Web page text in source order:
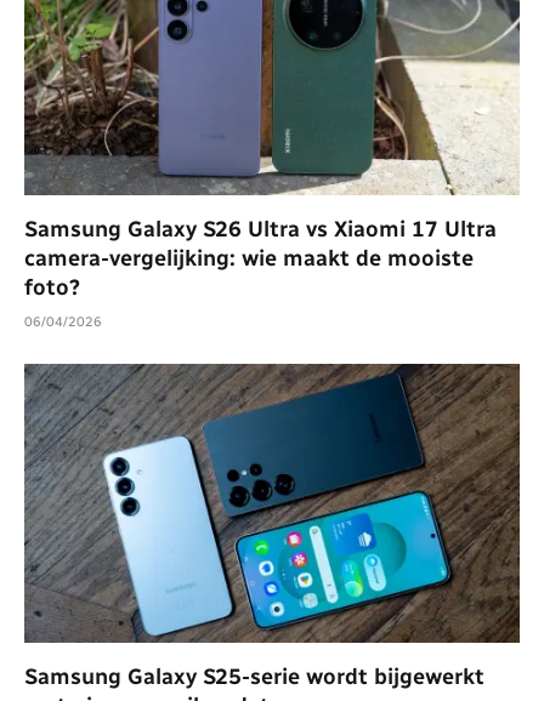
Samsung Galaxy S26 Ultra vs Xiaomi 17 Ultra
camera-vergelijking: wie maakt de mooiste
foto?
06/04/2026
Samsung Galaxy S25-serie wordt bijgewerkt